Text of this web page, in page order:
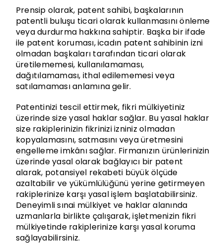
Prensip olarak, patent sahibi, başkalarının
patentli buluşu ticari olarak kullanmasını önleme
veya durdurma hakkına sahiptir. Başka bir ifade
ile patent koruması, icadın patent sahibinin izni
olmadan başkaları tarafından ticari olarak
üretilememesi, kullanılamaması,
dağıtılamaması, ithal edilememesi veya
satılamaması anlamına gelir.
Patentinizi tescil ettirmek, fikri mülkiyetiniz
üzerinde size yasal haklar sağlar. Bu yasal haklar
size rakiplerinizin fikrinizi izniniz olmadan
kopyalamasını, satmasını veya üretmesini
engelleme imkânı sağlar. Firmanızın ürünlerinizin
üzerinde yasal olarak bağlayıcı bir patent
alarak, potansiyel rekabeti büyük ölçüde
azaltabilir ve yükümlülüğünü yerine getirmeyen
rakiplerinize karşı yasal işlem başlatabilirsiniz.
Deneyimli sınai mülkiyet ve haklar alanında
uzmanlarla birlikte çalışarak, işletmenizin fikri
mülkiyetinde rakiplerinize karşı yasal koruma
sağlayabilirsiniz.